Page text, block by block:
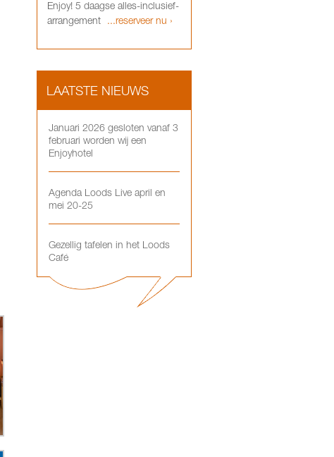
Enjoy! 5 daagse alles-inclusief-
arrangement
...reserveer nu ›
LAATSTE NIEUWS
Januari 2026 gesloten vanaf 3
februari worden wij een
Enjoyhotel
Agenda Loods Live april en
mei 20-25
Gezellig tafelen in het Loods
Café